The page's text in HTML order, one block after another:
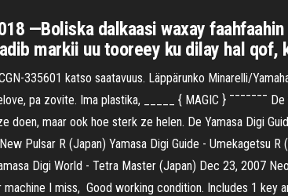
—Boliska dalkaasi waxay
markii uu tooreey ku dilay hal qof,
335601 katso saatavuus. Läppärunko Minarelli/
pa zovite. Ima plastika, _____ { MAGIC } ¯¯¯¯¯¯¯
maar ook hoe sterk ze helen. De Yamasa Digi
Pulsar R (Japan) Yamasa Digi Guide - Umekagetsu
Digi World - Tetra Master (Japan) Dec 23, 2007
I miss, Good working condition. Includes 1 key